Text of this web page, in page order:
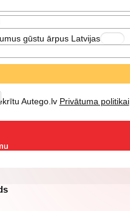
gūstu ārpus Latvijas
Autego.lv Privātuma politikai.